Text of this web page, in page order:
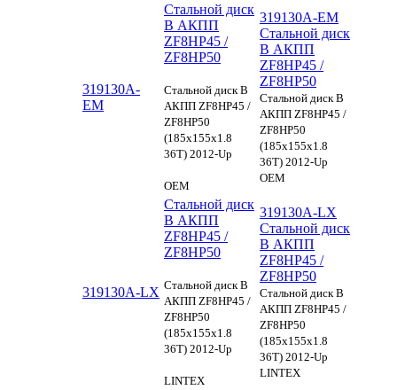
319130A-
EM
Стальной диск
B АКПП
ZF8HP45 /
ZF8HP50
Стальной диск B
АКПП ZF8HP45 /
ZF8HP50
(185x155x1.8
36T) 2012-Up
OEM
319130A-EM
Стальной диск
B АКПП
ZF8HP45 /
ZF8HP50
Стальной диск B
АКПП ZF8HP45 /
ZF8HP50
(185x155x1.8
36T) 2012-Up
OEM
319130A-LX
Стальной диск
B АКПП
ZF8HP45 /
ZF8HP50
Стальной диск B
АКПП ZF8HP45 /
ZF8HP50
(185x155x1.8
36T) 2012-Up
LINTEX
319130A-LX
Стальной диск
B АКПП
ZF8HP45 /
ZF8HP50
Стальной диск B
АКПП ZF8HP45 /
ZF8HP50
(185x155x1.8
36T) 2012-Up
LINTEX